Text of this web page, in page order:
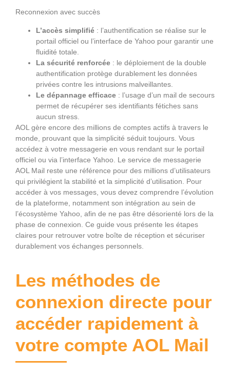
Reconnexion avec succès
L’accès simplifié : l’authentification se réalise sur le
portail officiel ou l’interface de Yahoo pour garantir une
fluidité totale.
La sécurité renforcée : le déploiement de la double
authentification protège durablement les données
privées contre les intrusions malveillantes.
Le dépannage efficace : l’usage d’un mail de secours
permet de récupérer ses identifiants fétiches sans
aucun stress.
AOL gère encore des millions de comptes actifs à travers le
monde, prouvant que la simplicité séduit toujours. Vous
accédez à votre messagerie en vous rendant sur le portail
officiel ou via l’interface Yahoo. Le service de messagerie
AOL Mail reste une référence pour des millions d’utilisateurs
qui privilégient la stabilité et la simplicité d’utilisation. Pour
accéder à vos messages, vous devez comprendre l’évolution
de la plateforme, notamment son intégration au sein de
l’écosystème Yahoo, afin de ne pas être désorienté lors de la
phase de connexion. Ce guide vous présente les étapes
claires pour retrouver votre boîte de réception et sécuriser
durablement vos échanges personnels.
Les méthodes de
connexion directe pour
accéder rapidement à
votre compte AOL Mail